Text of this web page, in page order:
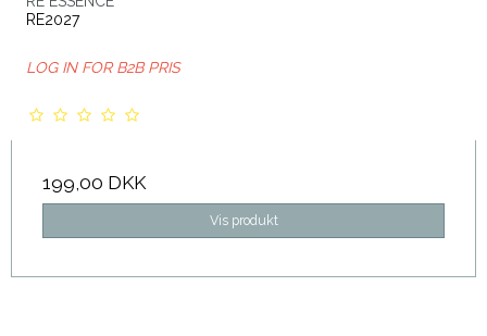
RE2027
LOG IN FOR B2B PRIS
199,00 DKK
Vis produkt